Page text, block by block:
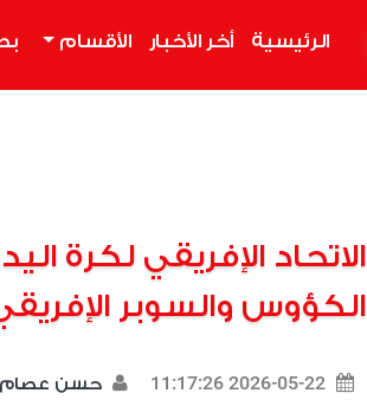
الرئيسية أخر الأخبار الأقسام
الاتحاد الإفريقي لكرة
الكؤوس والسوبر
2026-05-22 11:17:26 حسن عصام